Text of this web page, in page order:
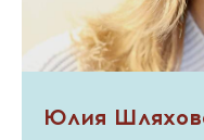
Юлия